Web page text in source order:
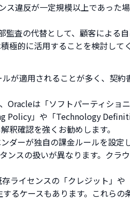
違反が一定規模以上であった
監査の代替として、顧客による
極的に活用することを検討して
が適用されることが多く、契約
Oracleは「ソフトパーティショ
Policy」や「Technology
釈確認を強くお勧めします。
ダーが独自の課金ルールを設定
ンスの扱いが異なります。クラ
ライセンスの「クレジット」や
るケースもあります。これらの